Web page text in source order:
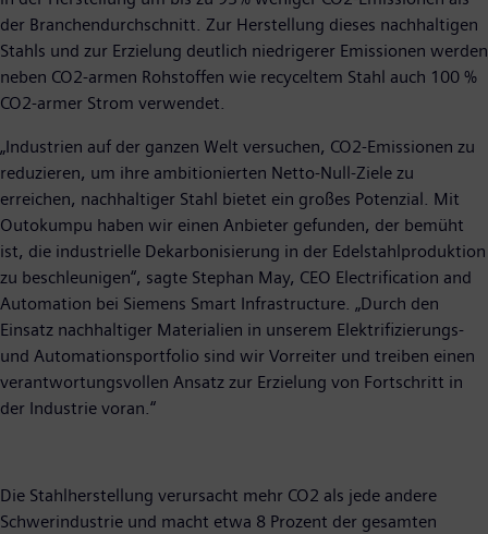
der Branchendurchschnitt. Zur Herstellung dieses nachhaltigen
Stahls und zur Erzielung deutlich niedrigerer Emissionen werden
neben CO2-armen Rohstoffen wie recyceltem Stahl auch 100 %
CO2-armer Strom verwendet.
„Industrien auf der ganzen Welt versuchen, CO2-Emissionen zu
reduzieren, um ihre ambitionierten Netto-Null-Ziele zu
erreichen, nachhaltiger Stahl bietet ein großes Potenzial. Mit
Outokumpu haben wir einen Anbieter gefunden, der bemüht
ist, die industrielle Dekarbonisierung in der Edelstahlproduktion
zu beschleunigen“, sagte Stephan May, CEO Electrification and
Automation bei Siemens Smart Infrastructure. „Durch den
Einsatz nachhaltiger Materialien in unserem Elektrifizierungs-
und Automationsportfolio sind wir Vorreiter und treiben einen
verantwortungsvollen Ansatz zur Erzielung von Fortschritt in
der Industrie voran.“
Die Stahlherstellung verursacht mehr CO2 als jede andere
Schwerindustrie und macht etwa 8 Prozent der gesamten